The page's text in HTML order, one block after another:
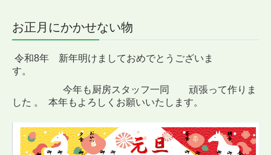
お正月にかかせない物
令和8年 新年明けましておめでとうございま
す。
今年も厨房スタッフ一同 頑張って作りま
した 。
本年もよろしくお願いいたします。